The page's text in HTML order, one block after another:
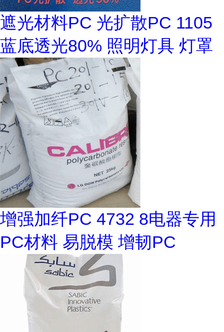
遮光材料PC 光扩散PC 1105
蓝底透光80% 照明灯具 灯罩
增强加纤PC 4732 8电器专用
PC材料 易脱模 增韧PC